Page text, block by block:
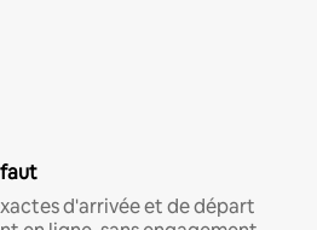
d'arrivée et de départ